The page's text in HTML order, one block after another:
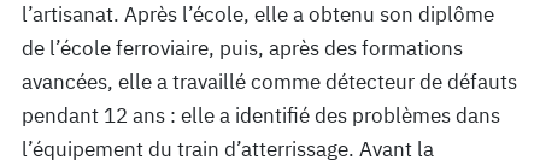
l’artisanat. Après l’école, elle a obtenu son diplôme
de l’école ferroviaire, puis, après des formations
avancées, elle a travaillé comme détecteur de défauts
pendant 12 ans : elle a identifié des problèmes dans
l’équipement du train d’atterrissage. Avant la